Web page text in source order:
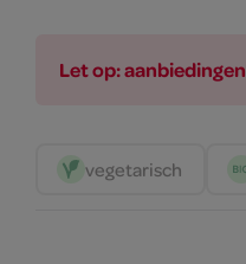
Let op:
vegetarisch